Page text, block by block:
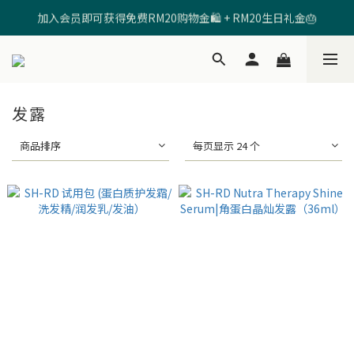
🩷输入【SHRD520MOM】享有 RM5折扣 🩷
加入会员即可获得免费RM20购物金🛍️ + RM20生日礼金🎂
🩷输入【SHRD520MOM】享有 RM5折扣 🩷
发露
商品排序 每页显示 24 个